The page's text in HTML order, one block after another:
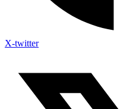
X-twitter